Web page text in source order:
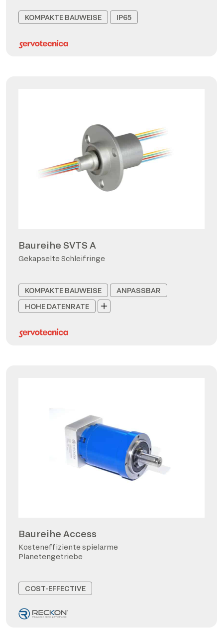
KOMPAKTE BAUWEISE IP65
Baureihe SVTS A
Gekapselte Schleifringe
KOMPAKTE BAUWEISE
ANPASSBAR
HOHE DATENRATE
Baureihe Access
Kosteneffiziente spielarme
Planetengetriebe
COST-EFFECTIVE